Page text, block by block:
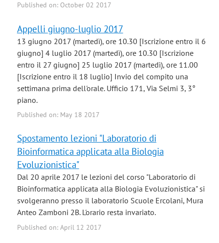
Published on: October 02 2017
Appelli giugno-luglio 2017
13 giugno 2017 (martedì), ore 10.30 [Iscrizione entro il 6
giugno] 4 luglio 2017 (martedì), ore 10.30 [Iscrizione
entro il 27 giugno] 25 luglio 2017 (martedì), ore 11.00
[Iscrizione entro il 18 luglio] Invio del compito una
settimana prima dell'orale. Ufficio 171, Via Selmi 3, 3°
piano.
Published on: May 18 2017
Spostamento lezioni "Laboratorio di
Bioinformatica applicata alla Biologia
Evoluzionistica"
Dal 20 aprile 2017 le lezioni del corso "Laboratorio di
Bioinformatica applicata alla Biologia Evoluzionistica" si
svolgeranno presso il laboratorio Scuole Ercolani, Mura
Anteo Zamboni 2B. L'orario resta invariato.
Published on: April 12 2017